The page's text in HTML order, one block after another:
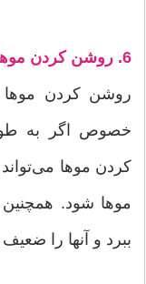
6. روشن کردن موها چه آسیبی به موها می‌رساند؟
روشن کردن موها
خصوص اگر به
کردن موها
موها شود. همچنین
ببرد و آنها را